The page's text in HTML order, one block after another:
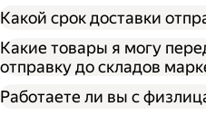
Какой срок доставки
Какие товары я могу
отправку до складов
Работаете ли вы с